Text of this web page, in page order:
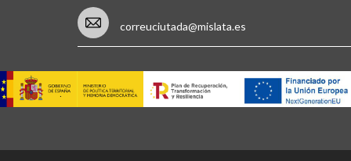
correuciutada@mislata.es